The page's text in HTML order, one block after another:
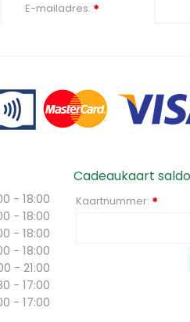
E-mailadres: *
- 18:00
- 18:00
- 18:00
- 18:00
- 21:00
- 17:00
- 17:00
Cadeaukaart
Kaartnummer: *